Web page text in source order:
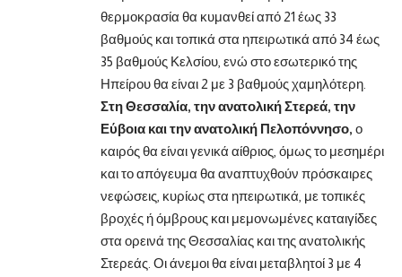
θερμοκρασία θα κυμανθεί από 21 έως 33
βαθμούς και τοπικά στα ηπειρωτικά από 34 έως
35 βαθμούς Κελσίου, ενώ στο εσωτερικό της
Ηπείρου θα είναι 2 με 3 βαθμούς χαμηλότερη.
Στη Θεσσαλία, την ανατολική Στερεά, την
Εύβοια και την ανατολική Πελοπόννησο, ο
καιρός θα είναι γενικά αίθριος, όμως το μεσημέρι
και το απόγευμα θα αναπτυχθούν πρόσκαιρες
νεφώσεις, κυρίως στα ηπειρωτικά, με τοπικές
βροχές ή όμβρους και μεμονωμένες καταιγίδες
στα ορεινά της Θεσσαλίας και της ανατολικής
Στερεάς. Οι άνεμοι θα είναι μεταβλητοί 3 με 4